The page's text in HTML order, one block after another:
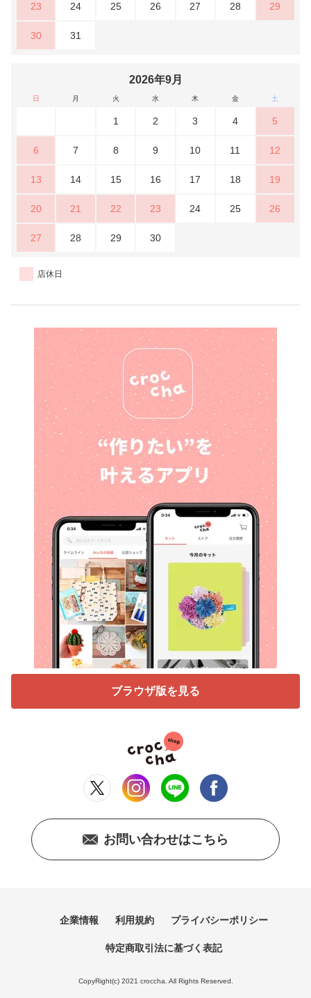
23 24 25 26 27 28 29
30 31
2026年9月
日 月 火 水 木 金 土
1 2 3 4 5
6 7 8 9 10 11 12
13 14 15 16 17 18 19
20 21 22 23 24 25 26
27 28 29 30
店休日
ブラウザ版を見る
お問い合わせはこちら
企業情報 利用規約 プライバシーポリシー
特定商取引法に基づく表記
CopyRight(c) 2021 croccha. All Rights Reserved.